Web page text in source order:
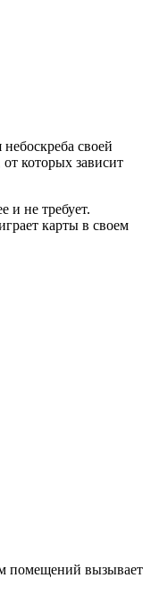
своей
которых зависит
и не требует.
карты в своем
помещений вызывает